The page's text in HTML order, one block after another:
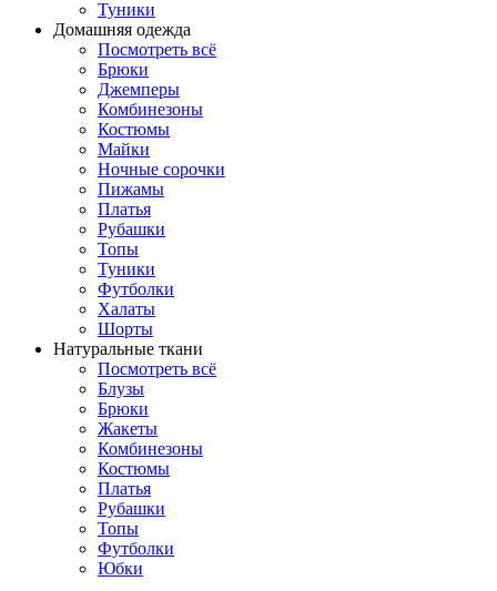
Туники
Домашняя одежда
Посмотреть всё
Брюки
Джемперы
Комбинезоны
Костюмы
Майки
Ночные сорочки
Пижамы
Платья
Рубашки
Топы
Туники
Футболки
Халаты
Шорты
Натуральные ткани
Посмотреть всё
Блузы
Брюки
Жакеты
Комбинезоны
Костюмы
Платья
Рубашки
Топы
Футболки
Юбки